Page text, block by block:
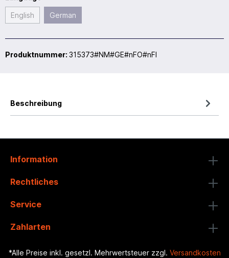
English German
Produktnummer: 315373#NM#GE#nFO#nFI
Beschreibung
Information
Rechtliches
Service
Zahlarten
*Alle Preise inkl. gesetzl. Mehrwertsteuer zzgl. Versandkosten